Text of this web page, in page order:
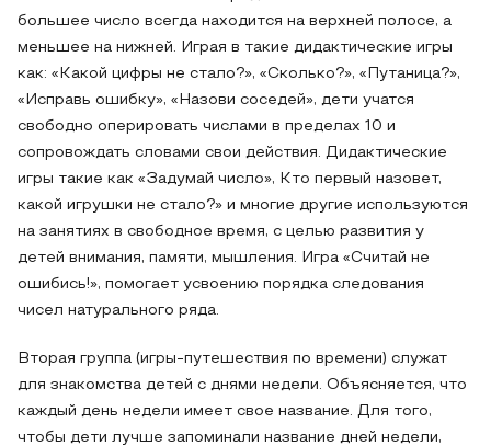
большее число всегда находится на верхней полосе, а
меньшее на нижней. Играя в такие дидактические игры
как: «Какой цифры не стало?», «Сколько?», «Путаница?»,
«Исправь ошибку», «Назови соседей», дети учатся
свободно оперировать числами в пределах 10 и
сопровождать словами свои действия. Дидактические
игры такие как «Задумай число», Кто первый назовет,
какой игрушки не стало?» и многие другие используются
на занятиях в свободное время, с целью развития у
детей внимания, памяти, мышления. Игра «Считай не
ошибись!», помогает усвоению порядка следования
чисел натурального ряда.
Вторая группа (игры-путешествия по времени) служат
для знакомства детей с днями недели. Объясняется, что
каждый день недели имеет свое название. Для того,
чтобы дети лучше запоминали название дней недели,